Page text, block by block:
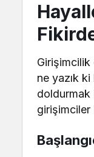
Girişimcilik
ne yazık
doldurmak
girişimciler